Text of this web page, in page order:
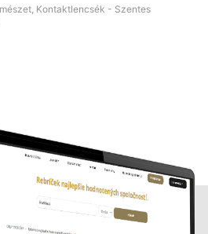
Kontaktlencsék - Szentes